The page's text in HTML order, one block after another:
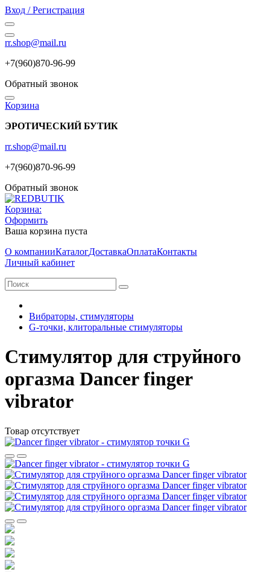
Вход / Регистрация
rr.shop@mail.ru
+7(960)870-96-99
Обратный звонок
Корзина
ЭРОТИЧЕСКИЙ БУТИК
rr.shop@mail.ru
+7(960)870-96-99
Обратный звонок
Корзина:
Оформить
Ваша корзина пуста
О компанииКаталогДоставкаОплатаКонтакты
Личный кабинет
Вибраторы, стимуляторы
G-точки, клиторальные стимуляторы
Стимулятор для струйного
оргазма Dancer finger
vibrator
Товар отсутствует